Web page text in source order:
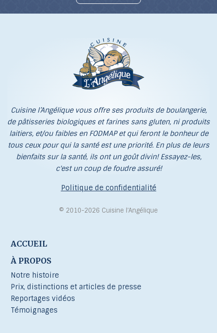
Cuisine l’Angélique vous offre ses produits de boulangerie,
de pâtisseries biologiques et farines sans gluten, ni produits
laitiers, et/ou faibles en FODMAP et qui feront le bonheur de
tous ceux pour qui la santé est une priorité. En plus de leurs
bienfaits sur la santé, ils ont un goût divin! Essayez-les,
c'est un coup de foudre assuré!
Politique de confidentialité
© 2010-2026 Cuisine l’Angélique
ACCUEIL
À PROPOS
Notre histoire
Prix, distinctions et articles de presse
Reportages vidéos
Témoignages